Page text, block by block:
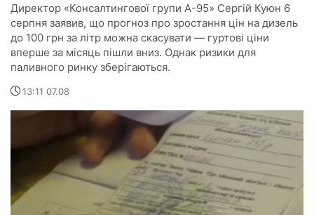
Директор «Консалтингової групи А-95» Сергій Куюн 6
серпня заявив, що прогноз про зростання цін на дизель
до 100 грн за літр можна скасувати — гуртові ціни
вперше за місяць пішли вниз. Однак ризики для
паливного ринку зберігаються.
13:11 07.08